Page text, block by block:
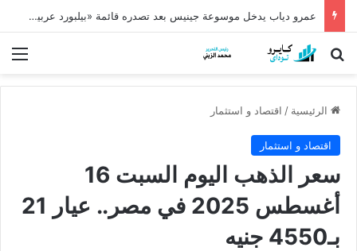
عمرو دياب يدخل موسوعة جينيس بعد تصدره قائمة «بيلبورد عربية» لـ68 أسبوعًا
بحث عن
الرئيسية / اقتصاد و استثمار
اقتصاد و استثمار
سعر الذهب اليوم السبت 16
أغسطس 2025 في مصر.. عيار 21
بـ4550 جنيه